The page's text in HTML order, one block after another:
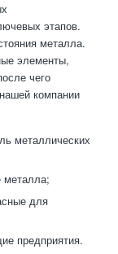
этапов.
металла.
элементы,
чего
компании
металлических
металла;
для
предприятия.